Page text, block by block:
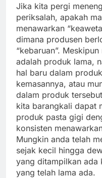
Jika kita pergi
periksalah, apakah
menawarkan
dimana produsen
“kebaruan”.
adalah produk lama,
hal baru dalam
kemasannya, atau
dalam produk
kita barangkali dapat
produk pasta gigi
konsisten
Mungkin anda telah
sejak kecil hingga
yang ditampilkan ada
yang telah lama ada.